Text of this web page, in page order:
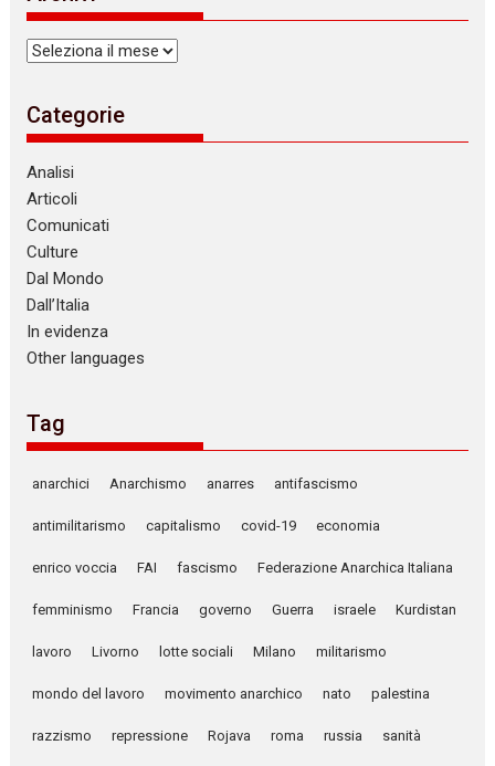
Archivi
Categorie
Analisi
Articoli
Comunicati
Culture
Dal Mondo
Dall’Italia
In evidenza
Other languages
Tag
anarchici Anarchismo anarres antifascismo
antimilitarismo capitalismo covid-19 economia
enrico voccia FAI fascismo Federazione Anarchica Italiana
femminismo Francia governo Guerra israele Kurdistan
lavoro Livorno lotte sociali Milano militarismo
mondo del lavoro movimento anarchico nato palestina
razzismo repressione Rojava roma russia sanità